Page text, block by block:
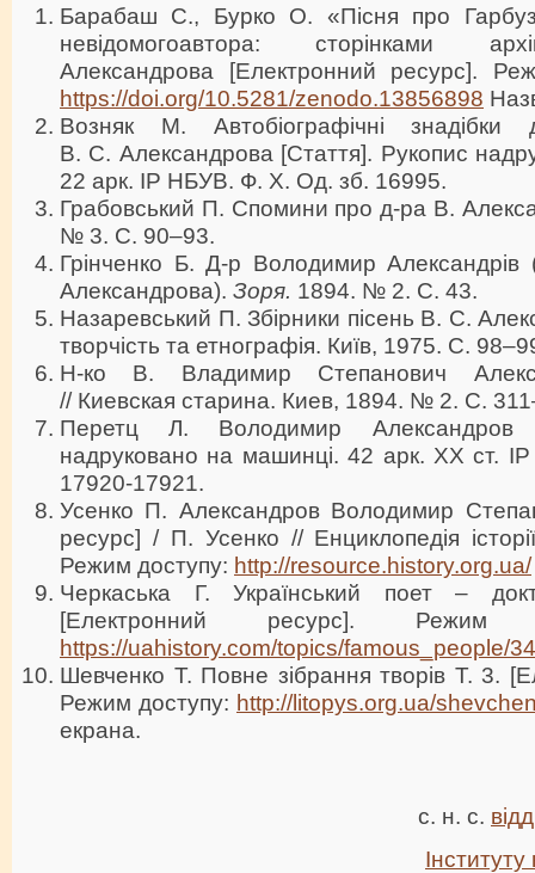
Барабаш С., Бурко О. «Пісня про
невідомогоавтора: сторінками
Александрова [Електронний ресурс].
https://doi.org/10.5281/zenodo.13856898
Возняк М. Автобіографічні знадібки
В. С. Александрова [Стаття]. Рукопис
22 арк. ІР НБУВ. Ф. X. Од. зб. 16995.
Грабовський П. Спомини про д-ра В.
№ 3. С. 90–93.
Грінченко Б. Д-р Володимир
Александрова). Зоря. 1894. № 2. С. 43.
Назаревський П. Збірники пісень В. С.
творчість та етнографія. Київ, 1975. С.
Н-ко В. Владимир Степанович
// Киевская старина. Киев, 1894. № 2. С.
Перетц Л. Володимир Александров
надруковано на машинці. 42 арк. ХХ ст.
17920-17921.
Усенко П. Александров Володимир
ресурс] / П. Усенко // Енциклопедія
Режим доступу: http://resource.history.org.ua/
Черкаська Г. Український поет –
[Електронний ресурс]. Режим
https://uahistory.com/topics/famous_people/34
Шевченко Т. Повне зібрання творів Т. 3.
Режим доступу: http://litopys.org.ua/
екрана.
с. н. с.